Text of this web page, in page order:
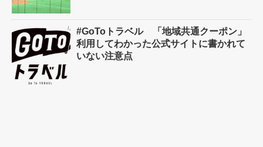
#GoToトラベル 「地域共通クーポン」
利用してわかった公式サイトに書かれて
いない注意点